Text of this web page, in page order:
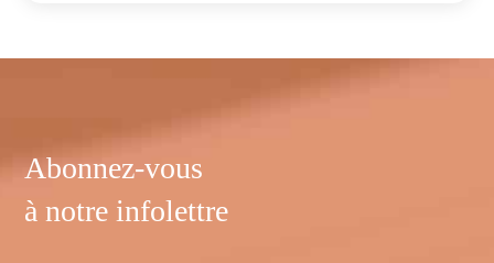
Abonnez-vous
à notre infolettre